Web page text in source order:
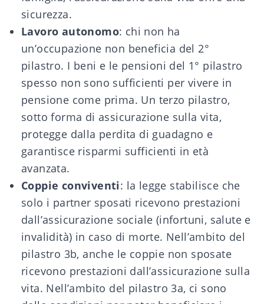
sicurezza.
Lavoro autonomo: chi non ha
un’occupazione non beneficia del 2°
pilastro. I beni e le pensioni del 1° pilastro
spesso non sono sufficienti per vivere in
pensione come prima. Un terzo pilastro,
sotto forma di assicurazione sulla vita,
protegge dalla perdita di guadagno e
garantisce risparmi sufficienti in età
avanzata.
Coppie conviventi: la legge stabilisce che
solo i partner sposati ricevono prestazioni
dall’assicurazione sociale (infortuni, salute e
invalidità) in caso di morte. Nell’ambito del
pilastro 3b, anche le coppie non sposate
ricevono prestazioni dall’assicurazione sulla
vita. Nell’ambito del pilastro 3a, ci sono